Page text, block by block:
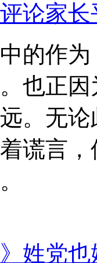
论家长
的作
也正
。无
谎言
姓党